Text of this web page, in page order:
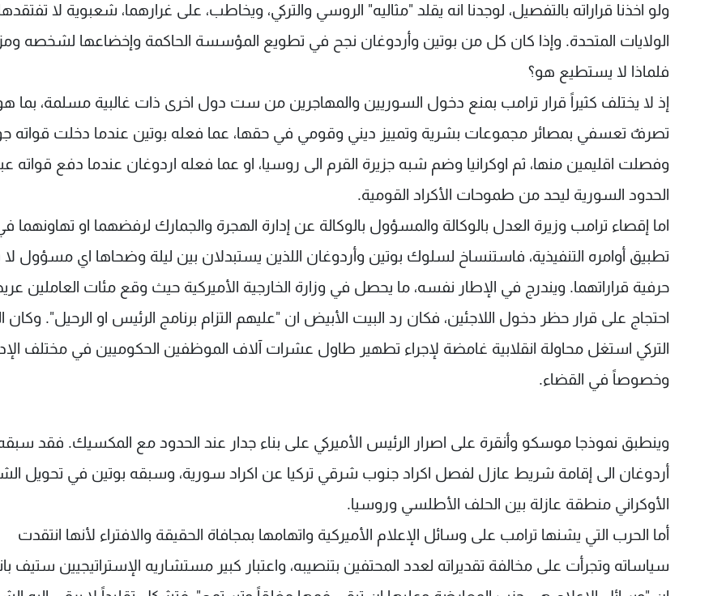
ولو اخذنا قراراته بالتفصيل، لوجدنا انه يقلد "مثاليه" الروسي والتركي، ويخاطب، على غرارهما، شعبوية لا
الولايات المتحدة. وإذا كان كل من بوتين وأردوغان نجح في تطويع المؤسسة الحاكمة وإخضاعها لشخصه
فلماذا لا يستطيع هو؟
إذ لا يختلف كثيراً قرار ترامب بمنع دخول السوريين والمهاجرين من ست دول اخرى ذات غالبية مسلمة، بما
تصرفٌ تعسفي بمصائر مجموعات بشرية وتمييز ديني وقومي في حقها، عما فعله بوتين عندما دخلت قواته
وفصلت اقليمين منها، ثم اوكرانيا وضم شبه جزيرة القرم الى روسيا، او عما فعله اردوغان عندما دفع قواته
الحدود السورية ليحد من طموحات الأكراد القومية.
اما إقصاء ترامب وزيرة العدل بالوكالة والمسؤول بالوكالة عن إدارة الهجرة والجمارك لرفضهما او تهاونهما
تطبيق أوامره التنفيذية، فاستنساخ لسلوك بوتين وأردوغان اللذين يستبدلان بين ليلة وضحاها اي مسؤول لا
حرفية قراراتهما. ويندرج في الإطار نفسه، ما يحصل في وزارة الخارجية الأميركية حيث وقع مئات العاملين
احتجاج على قرار حظر دخول اللاجئين، فكان رد البيت الأبيض ان "عليهم التزام برنامج الرئيس او الرحيل". وكان
التركي استغل محاولة انقلابية غامضة لإجراء تطهير طاول عشرات آلاف الموظفين الحكوميين في مختلف
وخصوصاً في القضاء.
وينطبق نموذجا موسكو وأنقرة على اصرار الرئيس الأميركي على بناء جدار عند الحدود مع المكسيك. فقد
أردوغان الى إقامة شريط عازل لفصل اكراد جنوب شرقي تركيا عن اكراد سورية، وسبقه بوتين في تحويل
الأوكراني منطقة عازلة بين الحلف الأطلسي وروسيا.
أما الحرب التي يشنها ترامب على وسائل الإعلام الأميركية واتهامها بمجافاة الحقيقة والافتراء لأنها انتقدت
سياساته وتجرأت على مخالفة تقديراته لعدد المحتفين بتنصيبه، واعتبار كبير مستشاريه الإستراتيجيين ستيف